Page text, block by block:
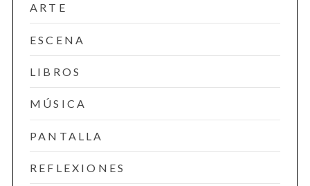
ARTE
ESCENA
LIBROS
MÚSICA
PANTALLA
REFLEXIONES